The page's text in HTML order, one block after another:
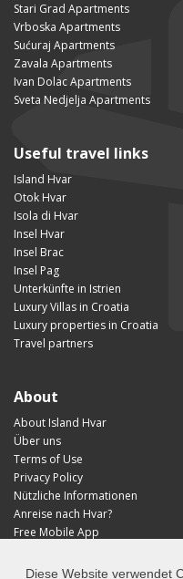
Diese Website verwendet
Stari Grad Apartments
Vrboska Apartments
Sućuraj Apartments
Zavala Apartments
Ivan Dolac Apartments
Sveta Nedjelja Apartments
Useful travel links
Island Hvar
Otok Hvar
Isola di Hvar
Insel Hvar
Insel Brac
Insel Pag
Unterkünfte in Istrien
Luxury Villas in Croatia
Luxury properties in Croatia
Travel partners
About
About Island Hvar
Über uns
Terms of Use
Privacy Policy
Nützliche Informationen
Anreise nach Hvar?
Free Mobile App